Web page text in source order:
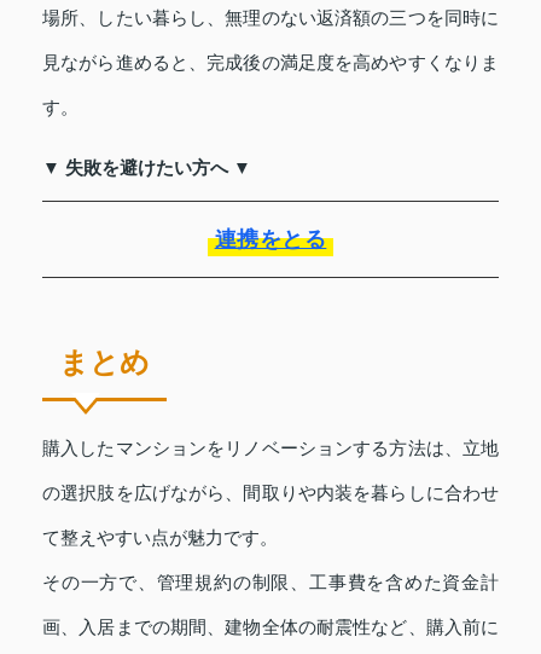
場所、したい暮らし、無理のない返済額の三つを同時に
見ながら進めると、完成後の満足度を高めやすくなりま
す。
▼ 失敗を避けたい方へ ▼
連携をとる
まとめ
購入したマンションをリノベーションする方法は、立地
の選択肢を広げながら、間取りや内装を暮らしに合わせ
て整えやすい点が魅力です。
その一方で、管理規約の制限、工事費を含めた資金計
画、入居までの期間、建物全体の耐震性など、購入前に